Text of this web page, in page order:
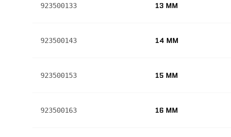
923500133 13 MM
923500143 14 MM
923500153 15 MM
923500163 16 MM